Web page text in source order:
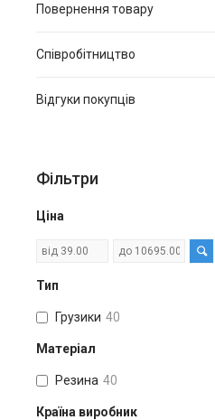
Повернення товару
Співробітництво
Відгуки покупців
Фільтри
Ціна
Тип
Грузики 40
Матеріал
Резина 40
Країна виробник